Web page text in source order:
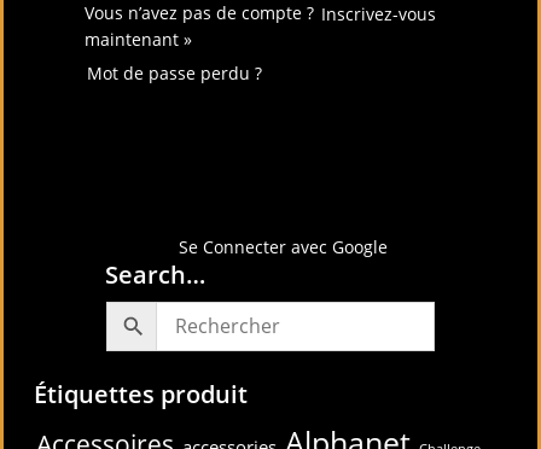
Vous n’avez pas de compte ? Inscrivez-vous
maintenant »
Mot de passe perdu ?
Se Connecter avec Google
Search…
Étiquettes produit
Alphanet